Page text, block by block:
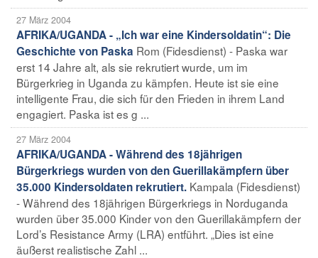
27 März 2004
AFRIKA/UGANDA - „Ich war eine Kindersoldatin“: Die
Geschichte von Paska Rom (Fidesdienst) - Paska war
erst 14 Jahre alt, als sie rekrutiert wurde, um im
Bürgerkrieg in Uganda zu kämpfen. Heute ist sie eine
intelligente Frau, die sich für den Frieden in ihrem Land
engagiert. Paska ist es g ...
27 März 2004
AFRIKA/UGANDA - Während des 18jährigen
Bürgerkriegs wurden von den Guerillakämpfern über
35.000 Kindersoldaten rekrutiert. Kampala (Fidesdienst)
- Während des 18jährigen Bürgerkriegs in Norduganda
wurden über 35.000 Kinder von den Guerillakämpfern der
Lord’s Resistance Army (LRA) entführt. „Dies ist eine
äußerst realistische Zahl ...